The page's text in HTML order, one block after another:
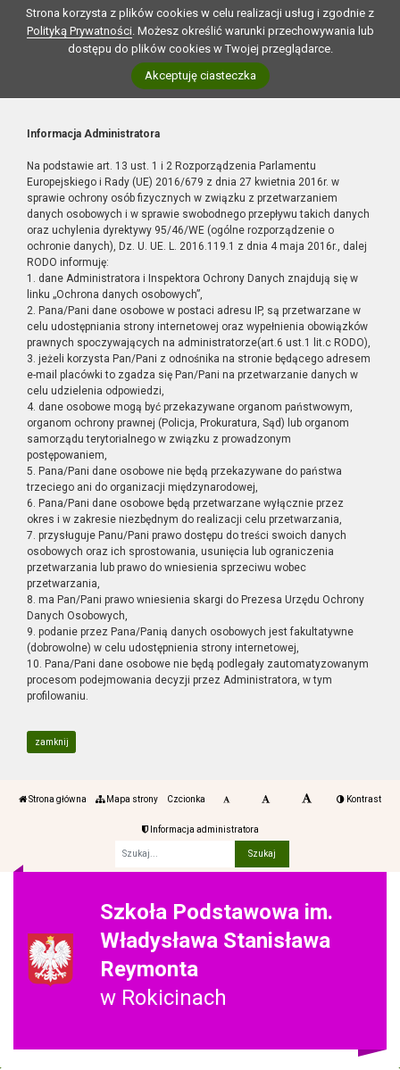
Strona korzysta z plików cookies w celu realizacji usług i zgodnie z
Polityką Prywatności. Możesz określić warunki przechowywania lub
dostępu do plików cookies w Twojej przeglądarce.
Akceptuję ciasteczka
Informacja Administratora
Na podstawie art. 13 ust. 1 i 2 Rozporządzenia Parlamentu
Europejskiego i Rady (UE) 2016/679 z dnia 27 kwietnia 2016r. w
sprawie ochrony osób fizycznych w związku z przetwarzaniem
danych osobowych i w sprawie swobodnego przepływu takich danych
oraz uchylenia dyrektywy 95/46/WE (ogólne rozporządzenie o
ochronie danych), Dz. U. UE. L. 2016.119.1 z dnia 4 maja 2016r., dalej
RODO informuję:
1. dane Administratora i Inspektora Ochrony Danych znajdują się w
linku „Ochrona danych osobowych”,
2. Pana/Pani dane osobowe w postaci adresu IP, są przetwarzane w
celu udostępniania strony internetowej oraz wypełnienia obowiązków
prawnych spoczywających na administratorze(art.6 ust.1 lit.c RODO),
3. jeżeli korzysta Pan/Pani z odnośnika na stronie będącego adresem
e-mail placówki to zgadza się Pan/Pani na przetwarzanie danych w
celu udzielenia odpowiedzi,
4. dane osobowe mogą być przekazywane organom państwowym,
organom ochrony prawnej (Policja, Prokuratura, Sąd) lub organom
samorządu terytorialnego w związku z prowadzonym
postępowaniem,
5. Pana/Pani dane osobowe nie będą przekazywane do państwa
trzeciego ani do organizacji międzynarodowej,
6. Pana/Pani dane osobowe będą przetwarzane wyłącznie przez
okres i w zakresie niezbędnym do realizacji celu przetwarzania,
7. przysługuje Panu/Pani prawo dostępu do treści swoich danych
osobowych oraz ich sprostowania, usunięcia lub ograniczenia
przetwarzania lub prawo do wniesienia sprzeciwu wobec
przetwarzania,
8. ma Pan/Pani prawo wniesienia skargi do Prezesa Urzędu Ochrony
Danych Osobowych,
9. podanie przez Pana/Panią danych osobowych jest fakultatywne
(dobrowolne) w celu udostępnienia strony internetowej,
10. Pana/Pani dane osobowe nie będą podlegały zautomatyzowanym
procesom podejmowania decyzji przez Administratora, w tym
profilowaniu.
zamknij
Strona główna Mapa strony Czcionka Kontrast
Informacja administratora
Szkoła Podstawowa im.
Władysława Stanisława
Reymonta
w Rokicinach